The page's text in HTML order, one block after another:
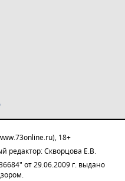
18+
редактор: Скворцова Е.В.
от 29.06.2009 г. выдано